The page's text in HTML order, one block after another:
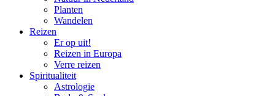
Planten
Wandelen
Reizen
Er op uit!
Reizen in Europa
Verre reizen
Spiritualiteit
Astrologie